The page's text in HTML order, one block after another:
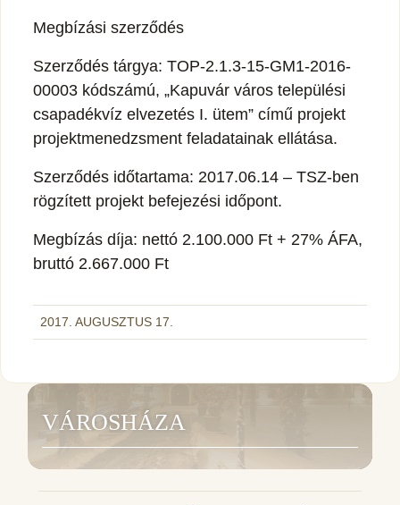
Megbízási szerződés
Szerződés tárgya: TOP-2.1.3-15-GM1-2016-
00003 kódszámú, „Kapuvár város települési
csapadékvíz elvezetés I. ütem” című projekt
projektmenedzsment feladatainak ellátása.
Szerződés időtartama: 2017.06.14 – TSZ-ben
rögzített projekt befejezési időpont.
Megbízás díja: nettó 2.100.000 Ft + 27% ÁFA,
bruttó 2.667.000 Ft
2017. AUGUSZTUS 17.
VÁROSHÁZA